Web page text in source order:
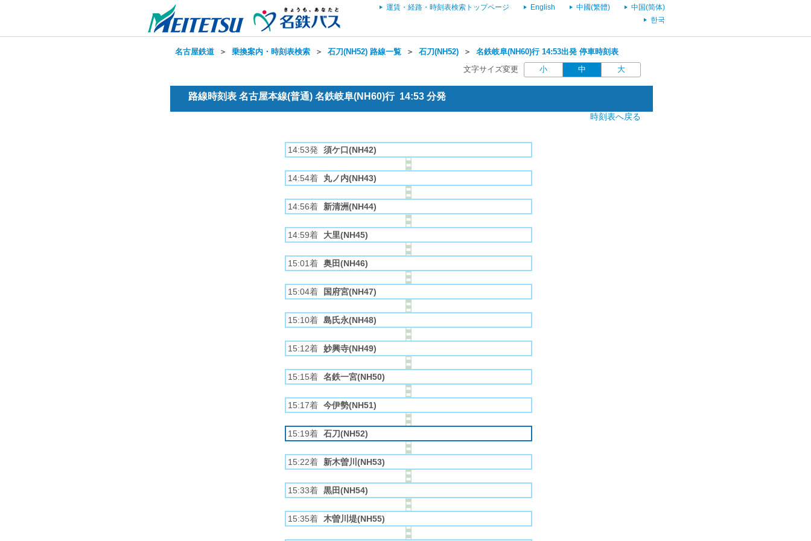
運賃・経路・時刻表検索トップページ English 中國(繁體)
中国(简体)
한국
名古屋鉄道 ＞ 乗換案内・時刻表検索 ＞ 石刀(NH52) 路線一覧 ＞ 石刀(NH52) ＞ 名鉄岐阜(NH60)行 14:53出発 停車時刻表
文字サイズ変更 小 中 大
路線時刻表 名古屋本線(普通) 名鉄岐阜(NH60)行 14:53 分発
時刻表へ戻る
14:53発 須ケ口(NH42)
14:54着 丸ノ内(NH43)
14:56着 新清洲(NH44)
14:59着 大里(NH45)
15:01着 奥田(NH46)
15:04着 国府宮(NH47)
15:10着 島氏永(NH48)
15:12着 妙興寺(NH49)
15:15着 名鉄一宮(NH50)
15:17着 今伊勢(NH51)
15:19着 石刀(NH52)
15:22着 新木曽川(NH53)
15:33着 黒田(NH54)
15:35着 木曽川堤(NH55)